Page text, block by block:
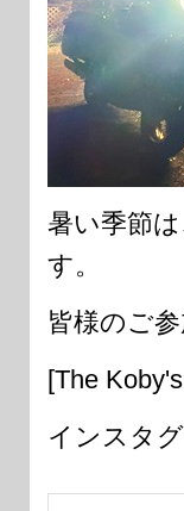
暑い季節
す。
皆様のご
[The
インスタ